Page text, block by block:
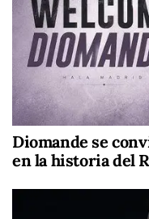
Diomande se
en la historia del